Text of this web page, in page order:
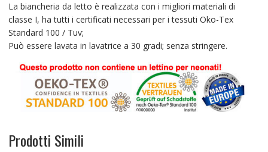
La biancheria da letto è realizzata con i migliori materiali di
classe I, ha tutti i certificati necessari per i tessuti Oko-Tex
Standard 100 / Tuv;
Può essere lavata in lavatrice a 30 gradi; senza stringere.
Prodotti Simili